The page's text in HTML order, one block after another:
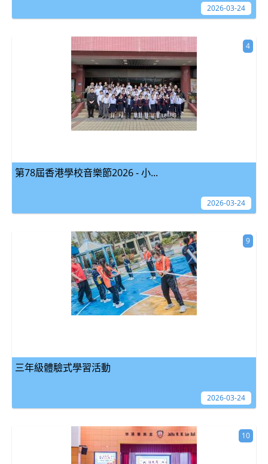
2026-03-24
第78屆香港學校音樂節2026 - 小...
4
2026-03-24
三年級體驗式學習活動
9
2026-03-24
10